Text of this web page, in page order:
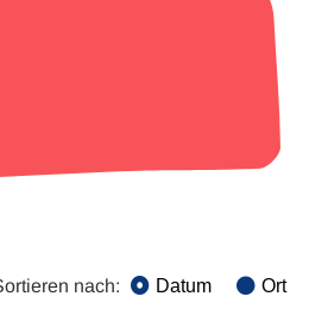
nach: Datum Ort